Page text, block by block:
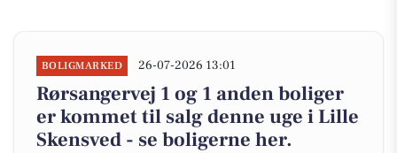
BOLIGMARKED 26-07-2026 13:01
Rørsangervej 1 og 1 anden boliger
er kommet til salg denne uge i Lille
Skensved - se boligerne her.